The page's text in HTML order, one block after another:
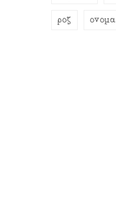
ροζ όνομα